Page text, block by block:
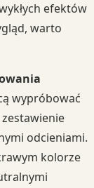
efektów
warto
wypróbować
odcieniami.
kolorze